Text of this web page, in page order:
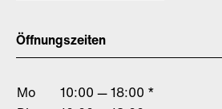
Öffnungszeiten
Mo
10:00 — 18:00 *